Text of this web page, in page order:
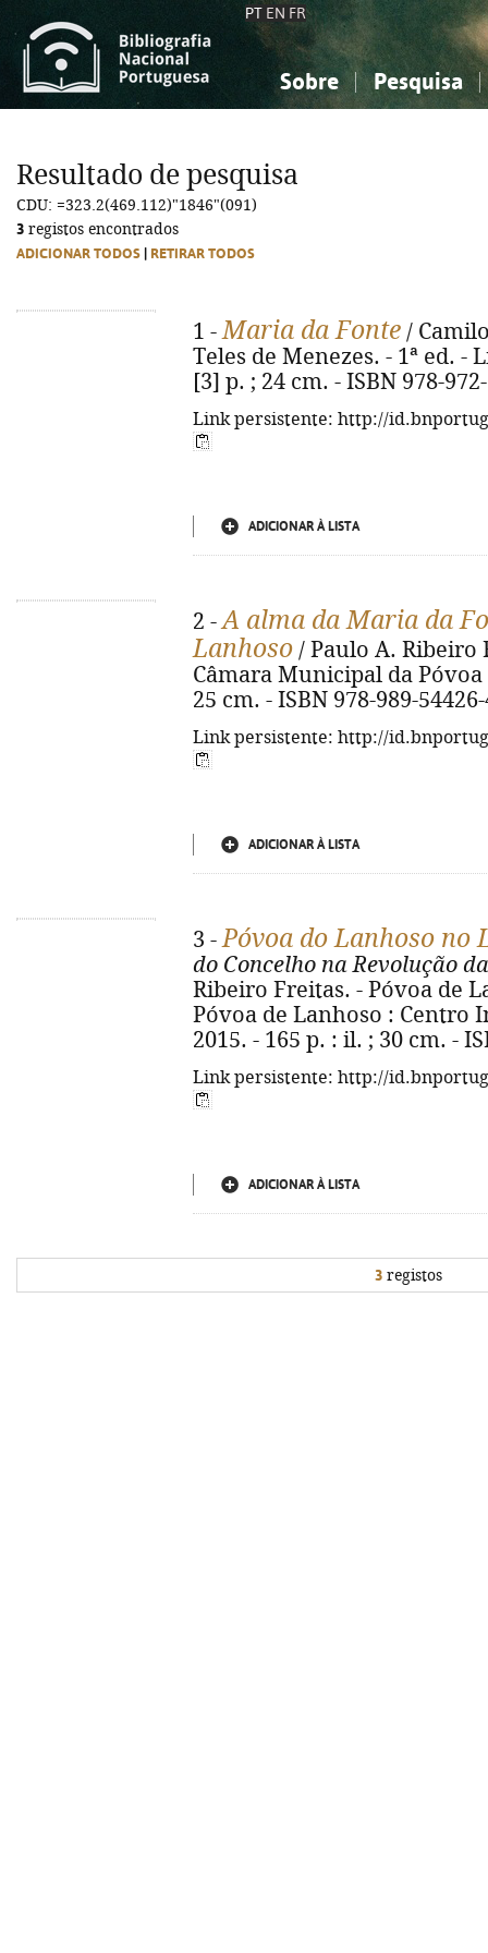
PT EN FR
Sobre Pesquisa
Ciências sociais...
Ciências sociais...
Resultado de pesquisa
CDU: =323.2(469.112)"1846"(091)
3 registos encontrados
ADICIONAR TODOS RETIRAR TODOS
1 -Maria da Fonte /
Teles de Menezes. - 1ª ed. -
[3] p. ; 24 cm. - ISBN 978-
Link persistente: http://
ADICIONAR À LISTA
2 -A alma da Maria da
Lanhoso / Paulo A. Ribeiro
Câmara Municipal da Póvoa
25 cm. - ISBN 978-989-
Link persistente: http://
ADICIONAR À LISTA
3 -Póvoa do Lanhoso no
do Concelho na Revolução
Ribeiro Freitas. - Póvoa de
Póvoa de Lanhoso : Centro
2015. - 165 p. : il. ; 30 cm. -
Link persistente: http://
ADICIONAR À LISTA
3 registos